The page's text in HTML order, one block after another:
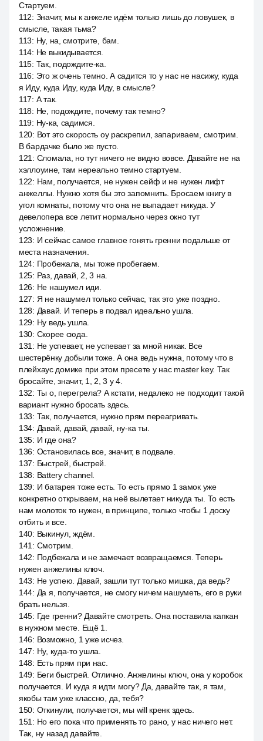
Стартуем.
112: Значит, мы к анжеле идём только лишь до ловушек, в
смысле, такая тьма?
113: Ну, на, смотрите, бам.
114: Не выкидывается.
115: Так, подождите-ка.
116: Это ж очень темно. А садится то у нас не насижу, куда
я Иду, куда Иду, куда Иду, в смысле?
117: А так.
118: Не, подождите, почему так темно?
119: Ну-ка, садимся.
120: Вот это скорость оу раскрепил, запариваем, смотрим.
В бардачке было же пусто.
121 : Сломала, но тут ничего не видно вовсе. Давайте не на
хэллоуине, там нереально темно стартуем.
122: Нам, получается, не нужен сейф и не нужен лифт
анжеллы. Нужно хотя бы это запомнить. Бросаем книгу в
угол комнаты, потому что она не выпадает никуда. У
девелопера все летит нормально через окно тут
усложнение.
123: И сейчас самое главное гонять гренни подальше от
места назначения.
124: Пробежала, мы тоже пробегаем.
125: Раз, давай, 2, 3 на.
126: Не нашумел иди.
127: Я не нашумел только сейчас, так это уже поздно.
128: Давай. И теперь в подвал идеально ушла.
129: Ну ведь ушла.
130: Скорее сюда.
131 : Не успевает, не успевает за мной никак. Все
шестерёнку добыли тоже. А она ведь нужна, потому что в
плейхаус домике при этом пресете у нас master key. Так
бросайте, значит, 1, 2, 3 у 4.
132: Ты о, перегрела? А кстати, недалеко не подходит такой
вариант нужно бросать здесь.
133: Так, получается, нужно прям переагривать.
134: Давай, давай, давай, ну-ка ты.
135: И где она?
136: Остановилась все, значит, в подвале.
137: Быстрей, быстрей.
138: Battery channel.
139: И батарея тоже есть. То есть прямо 1 замок уже
конкретно открываем, на неё вылетает никуда ты. То есть
нам молоток то нужен, в принципе, только чтобы 1 доску
отбить и все.
140: Выкинул, ждём.
141 : Смотрим.
142: Подбежала и не замечает возвращаемся. Теперь
нужен анжелины ключ.
143: Не успею. Давай, зашли тут только мишка, да ведь?
144: Да я, получается, не смогу ничем нашуметь, его в руки
брать нельзя.
145: Где гренни? Давайте смотреть. Она поставила капкан
в нужном месте. Ещё 1.
146: Возможно, 1 уже исчез.
147: Ну, куда-то ушла.
148: Есть прям при нас.
149: Беги быстрей. Отлично. Анжелины ключ, она у коробок
получается. И куда я идти могу? Да, давайте так, я там,
якобы там уже классно, да, тебя?
150: Откинули, получается, мы will кренк здесь.
151 : Но его пока что применять то рано, у нас ничего нет.
Так, ну назад давайте.